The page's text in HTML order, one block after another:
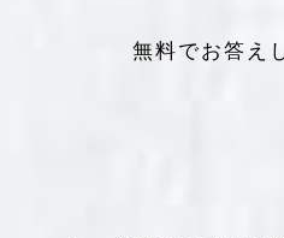
無料でお答え